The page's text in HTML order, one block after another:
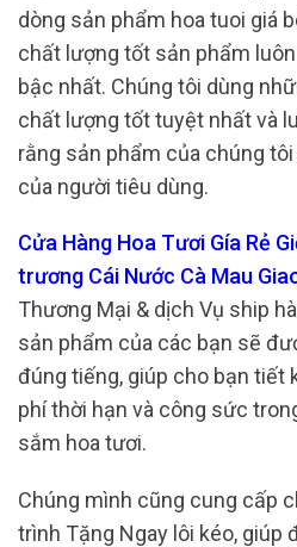
dòng sản phẩm hoa tuoi giá
chất lượng tốt sản phẩm
bậc nhất. Chúng tôi dùng
chất lượng tốt tuyệt nhất và
rằng sản phẩm của chúng
của người tiêu dùng.
Cửa Hàng Hoa Tươi Gía Rẻ
trương Cái Nước Cà Mau
Thương Mại & dịch Vụ ship
sản phẩm của các bạn sẽ
đúng tiếng, giúp cho bạn tiết
phí thời hạn và công sức
sắm hoa tươi.
Chúng mình cũng cung cấp
trình Tặng Ngay lôi kéo, giúp